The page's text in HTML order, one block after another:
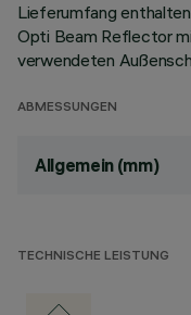
Lieferumfang
Opti Beam Reflector
verwendeten
ABMESSUNGEN
Allgemein (mm)
TECHNISCHE LEISTUNG